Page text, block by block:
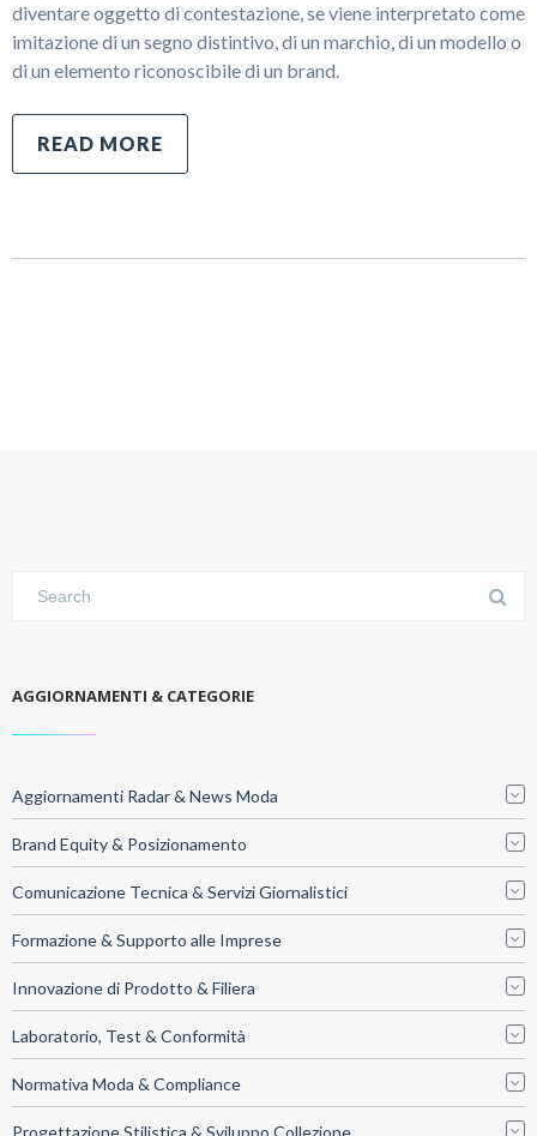
diventare oggetto di contestazione, se viene interpretato come
imitazione di un segno distintivo, di un marchio, di un modello o
di un elemento riconoscibile di un brand.
READ MORE
AGGIORNAMENTI & CATEGORIE
Aggiornamenti Radar & News Moda
Brand Equity & Posizionamento
Comunicazione Tecnica & Servizi Giornalistici
Formazione & Supporto alle Imprese
Innovazione di Prodotto & Filiera
Laboratorio, Test & Conformità
Normativa Moda & Compliance
Progettazione Stilistica & Sviluppo Collezione